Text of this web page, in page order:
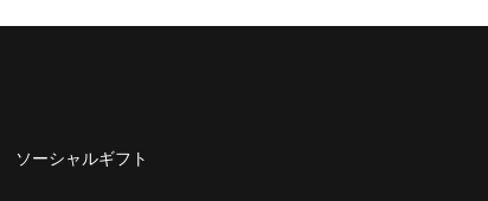
ソーシャルギフト